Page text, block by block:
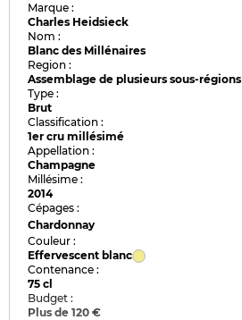
Marque :
Charles Heidsieck
Nom :
Blanc des Millénaires
Region :
Assemblage de plusieurs sous-régions
Type :
Brut
Classification :
1er cru millésimé
Appellation :
Champagne
Millésime :
2014
Cépages :
Chardonnay
Couleur :
Effervescent blanc
Contenance :
75 cl
Budget :
Plus de 120 €